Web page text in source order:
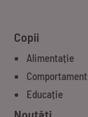
Copii
Alimentație
Comportament
Educație